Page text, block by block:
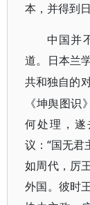
本，并得到
中国并
道。日本兰
共和独自的
《坤舆图
何处理，
议：“国无君
如周代，厉
外国。彼时